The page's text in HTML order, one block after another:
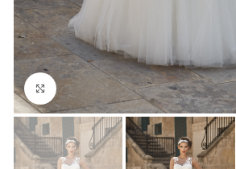
Click to enlarge